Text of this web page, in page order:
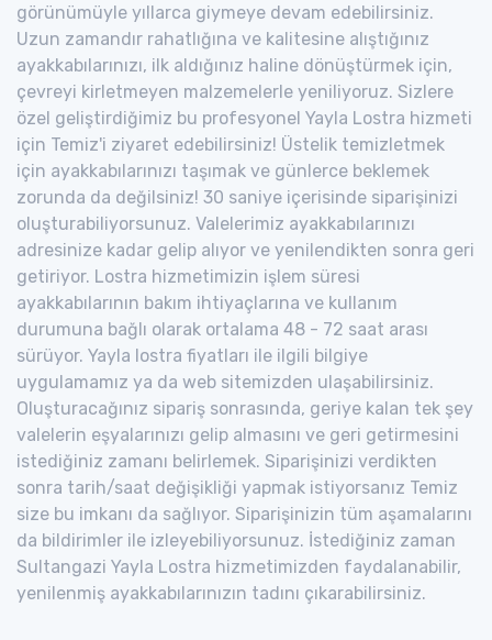
görünümüyle yıllarca giymeye devam edebilirsiniz.
Uzun zamandır rahatlığına ve kalitesine alıştığınız
ayakkabılarınızı, ilk aldığınız haline dönüştürmek için,
çevreyi kirletmeyen malzemelerle yeniliyoruz. Sizlere
özel geliştirdiğimiz bu profesyonel Yayla Lostra hizmeti
için Temiz'i ziyaret edebilirsiniz! Üstelik temizletmek
için ayakkabılarınızı taşımak ve günlerce beklemek
zorunda da değilsiniz! 30 saniye içerisinde siparişinizi
oluşturabiliyorsunuz. Valelerimiz ayakkabılarınızı
adresinize kadar gelip alıyor ve yenilendikten sonra geri
getiriyor. Lostra hizmetimizin işlem süresi
ayakkabılarının bakım ihtiyaçlarına ve kullanım
durumuna bağlı olarak ortalama 48 - 72 saat arası
sürüyor. Yayla lostra fiyatları ile ilgili bilgiye
uygulamamız ya da web sitemizden ulaşabilirsiniz.
Oluşturacağınız sipariş sonrasında, geriye kalan tek şey
valelerin eşyalarınızı gelip almasını ve geri getirmesini
istediğiniz zamanı belirlemek. Siparişinizi verdikten
sonra tarih/saat değişikliği yapmak istiyorsanız Temiz
size bu imkanı da sağlıyor. Siparişinizin tüm aşamalarını
da bildirimler ile izleyebiliyorsunuz. İstediğiniz zaman
Sultangazi Yayla Lostra hizmetimizden faydalanabilir,
yenilenmiş ayakkabılarınızın tadını çıkarabilirsiniz.